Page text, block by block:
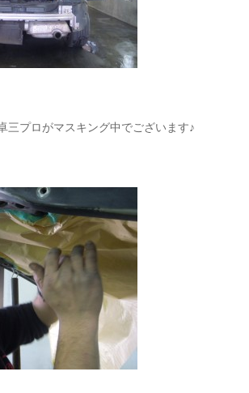
三プロがマスキング中でございます♪